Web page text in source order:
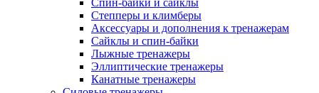
Спин-байки и сайклы
Степперы и климберы
Аксессуары и дополнения к тренажерам
Сайклы и спин-байки
Лыжные тренажеры
Эллиптические тренажеры
Канатные тренажеры